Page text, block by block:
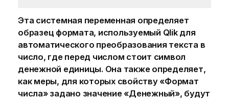
Эта системная переменная определяет
образец формата, используемый Qlikдля
автоматического преобразования текста в
число, где перед числом стоит символ
денежной единицы. Она также определяет,
как меры, для которых свойству «Формат
числа» задано значение «Денежный», будут